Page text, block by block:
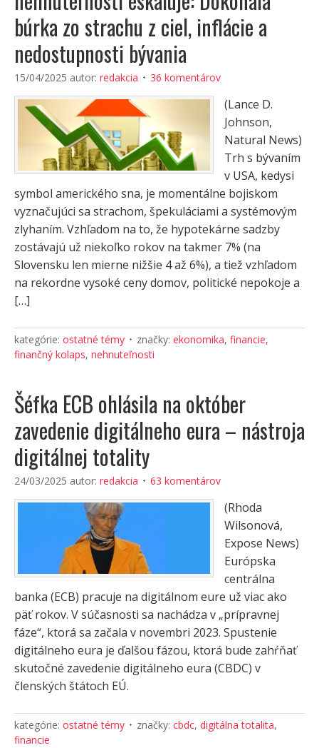
búrka zo strachu z ciel, inflácie a
nedostupnosti bývania
15/04/2025 autor: redakcia 36 komentárov
(Lance D.
Johnson,
Natural News)
Trh s bývaním
v USA, kedysi
symbol amerického sna, je momentálne bojiskom
vyznačujúci sa strachom, špekuláciami a systémovým
zlyhaním. Vzhľadom na to, že hypotekárne sadzby
zostávajú už niekoľko rokov na takmer 7% (na
Slovensku len mierne nižšie 4 až 6%), a tiež vzhľadom
na rekordne vysoké ceny domov, politické nepokoje a
[…]
kategórie: ostatné témy značky: ekonomika, financie,
finančný kolaps, nehnuteľnosti
Šéfka ECB ohlásila na október
zavedenie digitálneho eura – nástroja
digitálnej totality
24/03/2025 autor: redakcia 63 komentárov
(Rhoda
Wilsonová,
Expose News)
Európska
centrálna
banka (ECB) pracuje na digitálnom eure už viac ako
päť rokov. V súčasnosti sa nachádza v „prípravnej
fáze“, ktorá sa začala v novembri 2023. Spustenie
digitálneho eura je ďalšou fázou, ktorá bude zahŕňať
skutočné zavedenie digitálneho eura (CBDC) v
členských štátoch EÚ.
kategórie: ostatné témy značky: cbdc, digitálna totalita,
financie